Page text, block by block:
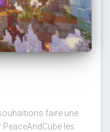
faire une
les